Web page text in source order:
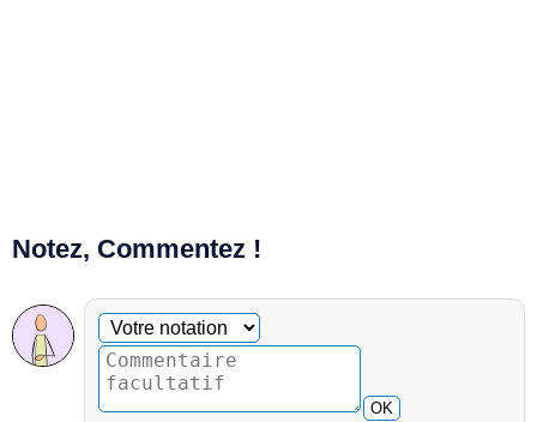
Notez, Commentez !
Commentaire facultatif
Votre notation
OK